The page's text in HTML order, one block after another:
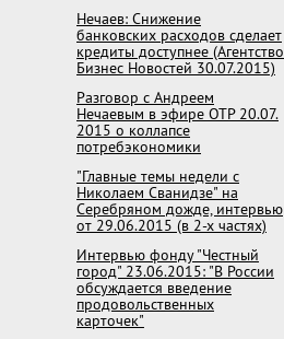
Нечаев: Снижение
банковских расходов сделает
кредиты доступнее (Агентство
Бизнес Новостей 30.07.2015)
Разговор с Андреем
Нечаевым в эфире ОТР 20.07.
2015 о коллапсе
потребэкономики
"Главные темы недели с
Николаем Сванидзе" на
Серебряном дожде, интервью
от 29.06.2015 (в 2-х частях)
Интервью фонду "Честный
город" 23.06.2015: "В России
обсуждается введение
продовольственных
карточек"